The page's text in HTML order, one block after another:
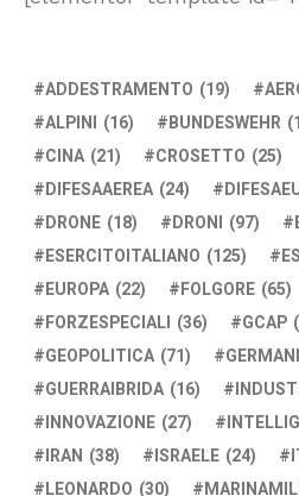
ADDESTRAMENTO (19)
ALPINI (16) BUNDESWEHR
CINA (21) CROSETTO (25)
DIFESAAEREA (24)
DRONE (18) DRONI (97)
ESERCITOITALIANO (125)
EUROPA (22) FOLGORE (65)
FORZESPECIALI (36) GCAP
GEOPOLITICA (71)
GUERRAIBRIDA (16)
INNOVAZIONE (27)
IRAN (38) ISRAELE (24)
LEONARDO (30)